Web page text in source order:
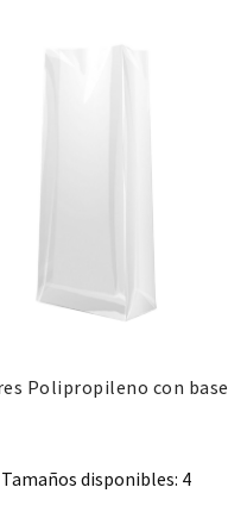
Polipropileno con base
Tamaños disponibles: 4